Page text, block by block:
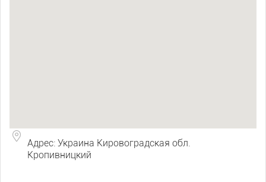
Адрес: Украина Кировоградская обл.
Кропивницкий